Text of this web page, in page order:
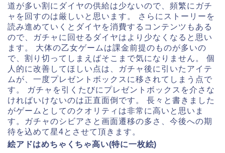
道が多い割にダイヤの供給は少ないので、頻繁にガチ
ャを回すのは厳しいと思います。 さらにストーリーを
読み進めていくとダイヤを消費するコンテンツもある
ので、ガチャに回せるダイヤはより少なくなると思い
ます。 大体の乙女ゲームは課金前提のものが多いの
で、割り切ってしまえばそこまで気になりません。 個
人的に改善してほしい点は、ガチャ後に引いたアイテ
ムが、一度プレゼントボックスに移されてしまう点で
す。 ガチャを引くたびにプレゼントボックスを介さな
ければいけないのは正直面倒です。 長々と書きました
がゲームとしてのクオリティは非常に高いと思いま
す。ガチャのシビアさと画面遷移の多さ、今後への期
待を込めて星4とさせて頂きます。
絵アドはめちゃくちゃ高い(特に一枚絵)